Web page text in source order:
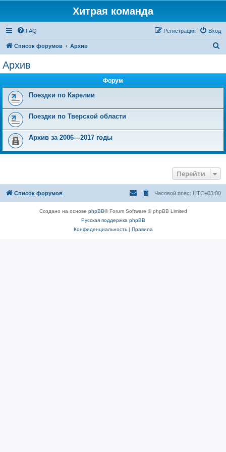
Хитрая команда
FAQ Вход
Регистрация
Список форумов Архив
Архив
Форум
Поездки по Карелии
Поездки по Тверской области
Архив за 2006—2017 годы
Перейти
Список форумов Часовой пояс: UTC+03:00
Создано на основе phpBB® Forum Software © phpBB Limited
Русская поддержка phpBB
Конфиденциальность| Правила